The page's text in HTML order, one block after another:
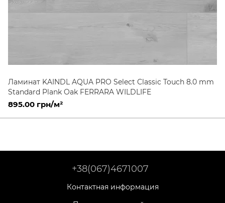
Ламинат KAINDL AQUA PRO Select Classic Touch 8.0 mm
Standard Plank Oak FERRARA WILDLIFE
895.00 грн/м²
+38(067)4671007
Контактная информация